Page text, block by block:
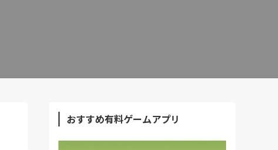
おすすめ有料ゲームアプリ